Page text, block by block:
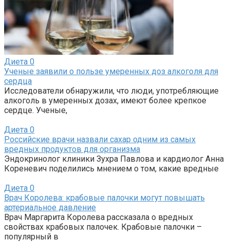
Диета 0
Ученые заявили о пользе умеренных доз алкоголя для
сердца
Исследователи обнаружили, что люди, употребляющие
алкоголь в умеренных дозах, имеют более крепкое
сердце. Ученые,
Диета 0
Российские врачи назвали сахар одним из самых
вредных продуктов для организма
Эндокринолог клиники Зухра Павлова и кардиолог Анна
Кореневич поделились мнением о том, какие вредные
Диета 0
Врач Королева: крабовые палочки могут повышать
артериальное давление
Врач Маргарита Королева рассказала о вредных
свойствах крабовых палочек. Крабовые палочки –
популярный в